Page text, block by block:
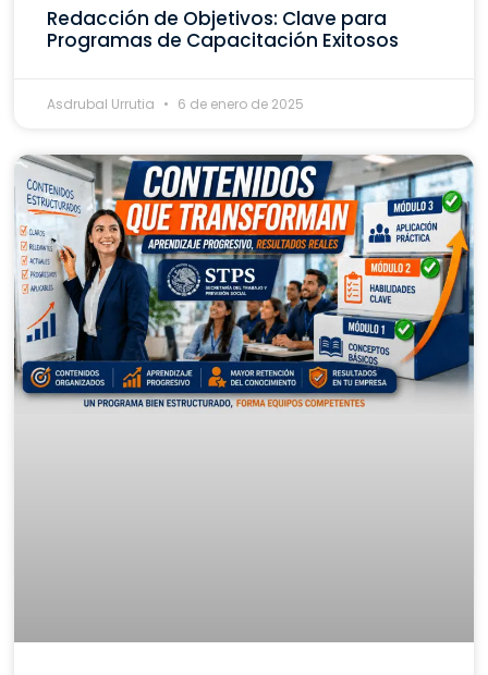
Redacción de Objetivos: Clave para
Programas de Capacitación Exitosos
Asdrubal Urrutia 6 de enero de 2025